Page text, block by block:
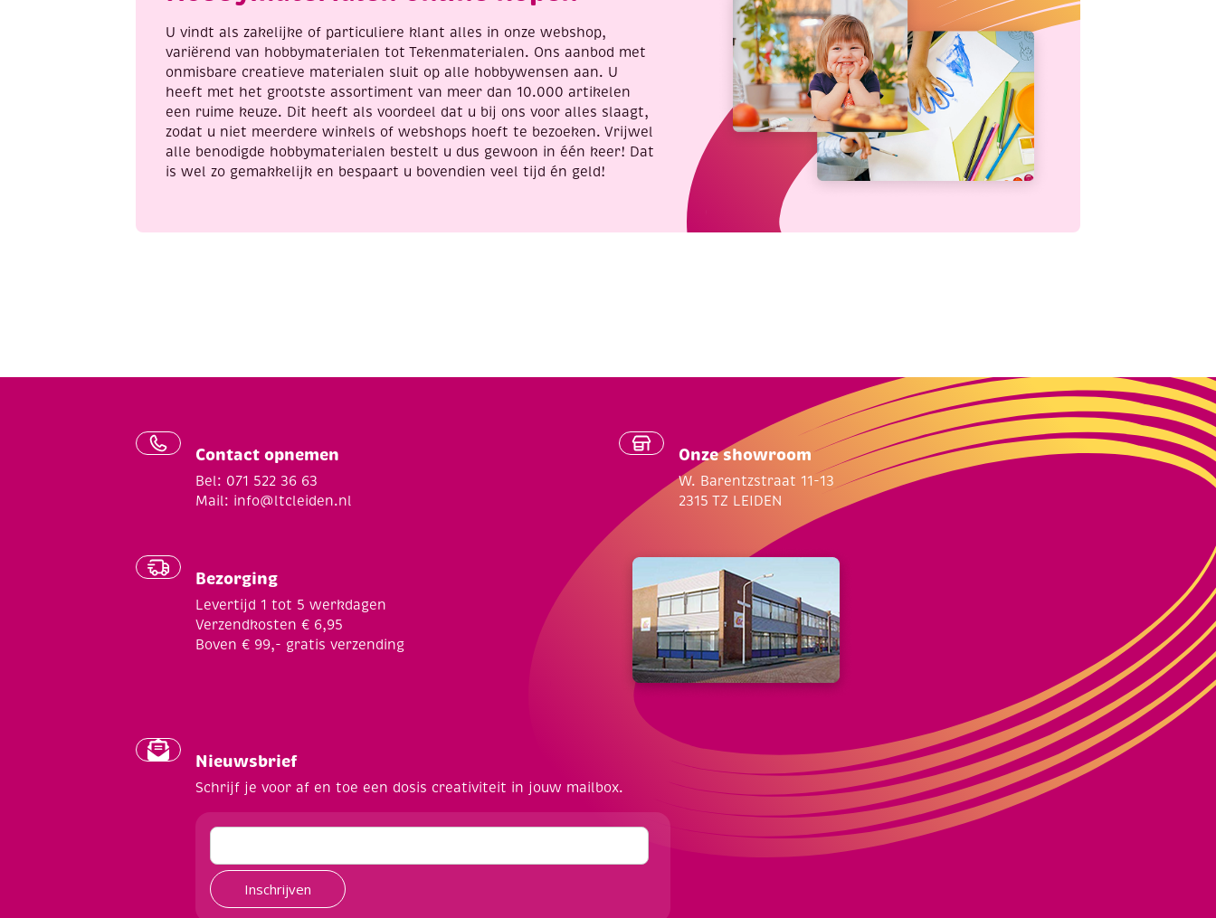
U vindt als zakelijke of particuliere klant alles in onze webshop,
variërend van hobbymaterialen tot Tekenmaterialen. Ons aanbod met
onmisbare creatieve materialen sluit op alle hobbywensen aan. U
heeft met het grootste assortiment van meer dan 10.000 artikelen
een ruime keuze. Dit heeft als voordeel dat u bij ons voor alles slaagt,
zodat u niet meerdere winkels of webshops hoeft te bezoeken. Vrijwel
alle benodigde hobbymaterialen bestelt u dus gewoon in één keer! Dat
is wel zo gemakkelijk en bespaart u bovendien veel tijd én geld!
Contact opnemen
Bel: 071 522 36 63
Mail: info@ltcleiden.nl
Bezorging
Levertijd 1 tot 5 werkdagen
Verzendkosten € 6,95
Boven € 99,- gratis verzending
Onze showroom
W. Barentzstraat 11-13
2315 TZ LEIDEN
Nieuwsbrief
Schrijf je voor af en toe een dosis creativiteit in jouw mailbox.
Inschrijven